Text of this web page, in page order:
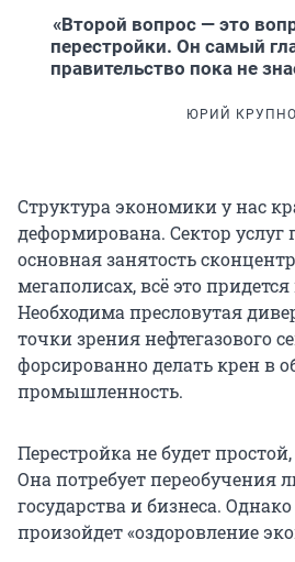
«Второй вопрос — это
перестройки. Он самый
правительство пока не
ЮРИЙ
Структура экономики у нас
деформирована. Сектор услуг
основная занятость
мегаполисах, всё это
Необходима пресловутая
точки зрения нефтегазового
форсированно делать крен в
промышленность.
Перестройка не будет
Она потребует переобучения
государства и бизнеса.
произойдет «оздоровление